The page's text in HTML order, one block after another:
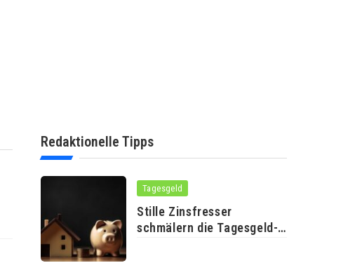
Redaktionelle Tipps
Tagesgeld
Stille Zinsfresser
schmälern die Tagesgeld-